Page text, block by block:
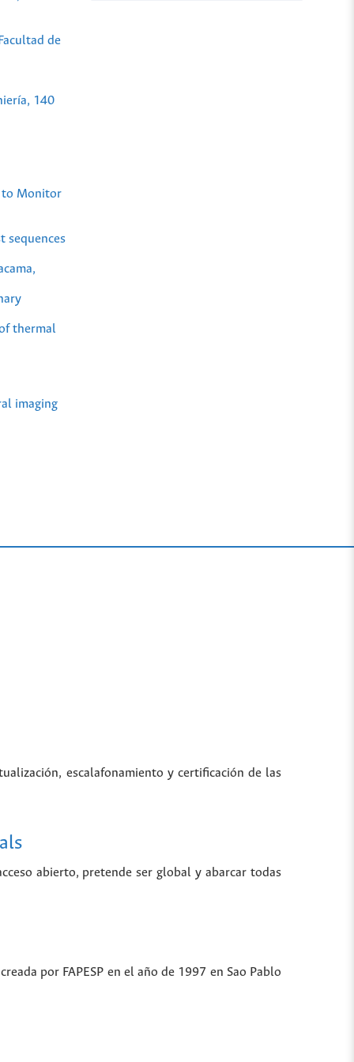
de
140
to Monitor
sequences
thermal
imaging
escalafonamiento y certificación de las
abierto, pretende ser global y abarcar todas
por FAPESP en el año de 1997 en Sao Pablo